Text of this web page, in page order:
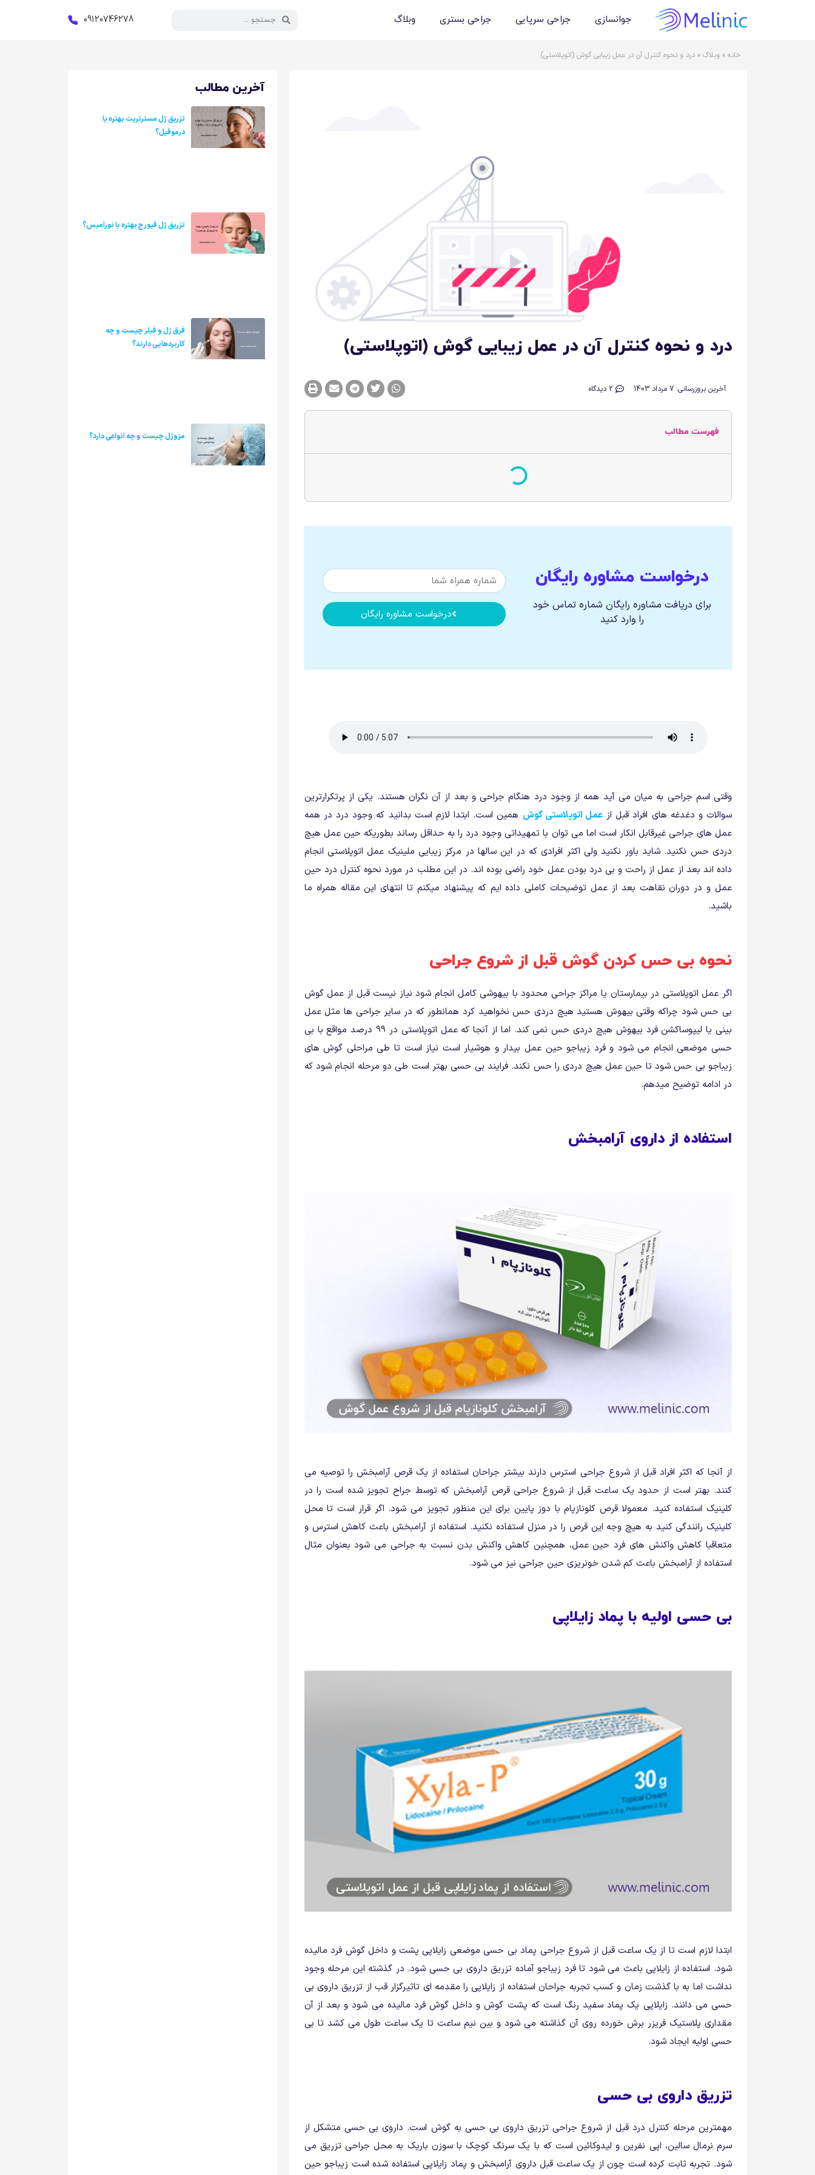
جوانسازی جراحی سرپایی جراحی بستری وبلاگ 09120746278
خانه » وبلاگ » درد و نحوه کنترل آن در عمل زیبایی گوش (اتوپلاستی)
درد و نحوه کنترل آن در عمل زیبایی گوش (اتوپلاستی)
آخرین بروزرسانی: 7 مرداد 1403 2 دیدگاه
فهرست مطالب
درخواست مشاوره رایگان
برای دریافت مشاوره رایگان شماره تماس خود
را وارد کنید
درخواست مشاوره رایگان
وقتی اسم جراحی به میان می آید همه از وجود درد هنگام جراحی و بعد از آن نگران هستند. یکی از پرتکرارترین
سوالات و دغدغه های افراد قبل ازعمل اتوپلاستی گوش همین است. ابتدا لازم است بدانید که وجود درد در همه
عمل های جراحی غیرقابل انکار است اما می توان با تمهیداتی وجود درد را به حداقل رساند بطوریکه حین عمل هیچ
دردی حس نکنید. شاید باور نکنید ولی اکثر افرادی که در این سالها در مرکز زیبایی ملینیک عمل اتوپلاستی انجام
داده اند بعد از عمل از راحت و بی درد بودن عمل خود راضی بوده اند. در این مطلب در مورد نحوه کنترل درد حین
عمل و در دوران نقاهت بعد از عمل توضیحات کاملی داده ایم که پیشنهاد میکنم تا انتهای این مقاله همراه ما
باشید.
نحوه بی حس کردن گوش قبل از شروع جراحی
اگر عمل اتوپلاستی در بیمارستان یا مراکز جراحی محدود با بیهوشی کامل انجام شود نیاز نیست قبل از عمل گوش
بی حس شود چراکه وقتی بیهوش هستید هیچ دردی حس نخواهید کرد همانطور که در سایر جراحی ها مثل عمل
بینی یا لیپوساکشن فرد بیهوش هیچ دردی حس نمی کند. اما از آنجا که عمل اتوپلاستی در 99 درصد مواقع با بی
حسی موضعی انجام می شود و فرد زیباجو حین عمل بیدار و هوشیار است نیاز است تا طی مراحلی گوش های
زیباجو بی حس شود تا حین عمل هیچ دردی را حس نکند. فرایند بی حسی بهتر است طی دو مرحله انجام شود که
در ادامه توضیح میدهم.
استفاده از داروی آرامبخش
از آنجا که اکثر افراد قبل از شروع جراحی استرس دارند بیشتر جراحان استفاده از یک قرص آرامبخش را توصیه می
کنند. بهتر است از حدود یک ساعت قبل از شروع جراحی قرص آرامبخش که توسط جراح تجویز شده است را در
کلینیک استفاده کنید. معمولا قرص کلونازپام با دوز پایین برای این منظور تجویز می شود. اگر قرار است تا محل
کلینیک رانندگی کنید به هیچ وجه این قرص را در منزل استفاده نکنید. استفاده از آرامبخش باعث کاهش استرس و
متعاقبا کاهش واکنش های فرد حین عمل، همچنین کاهش واکنش بدن نسبت به جراحی می شود بعنوان مثال
استفاده از آرامبخش باعث کم شدن خونریزی حین جراحی نیز می شود.
بی حسی اولیه با پماد زایلاپی
ابتدا لازم است تا از یک ساعت قبل از شروع جراحی پماد بی حسی موضعی زایلاپی پشت و داخل گوش فرد مالیده
شود. استفاده از زایلاپی باعث می شود تا فرد زیباجو آماده تزریق داروی بی حسی شود. در گذشته این مرحله وجود
نداشت اما به با گذشت زمان و کسب تجربه جراحان استفاده از زایلاپی را مقدمه ای تاثیرگزار قب از تزریق داروی بی
حسی می دانند. زایلاپی یک پماد سفید رنگ است که پشت گوش و داخل گوش فرد مالیده می شود و بعد از آن
مقداری پلاستیک فریزر برش خورده روی آن گذاشته می شود و بین نیم ساعت تا یک ساعت طول می کشد تا بی
حسی اولیه ایجاد شود.
تزریق داروی بی حسی
مهمترین مرحله کنترل درد قبل از شروع جراحی تزریق داروی بی حسی به گوش است. داروی بی حسی متشکل از
سرم نرمال سالین، اپی نفرین و لیدوکائین است که با یک سرنگ کوچک با سوزن باریک به محل جراحی تزریق می
شود. تجربه ثابت کرده است چون از یک ساعت قبل داروی آرامبخش و پماد زایلاپی استفاده شده است زیباجو حین
آخرین مطالب
تزریق ژل مسترتریت بهتره یا
درموفیل؟
تزریق ژل فیورج بهتره یا نورامیس؟
فرق ژل و فیلر چیست و چه
کاربردهایی دارند؟
مزوژل چیست و چه انواعی دارد؟